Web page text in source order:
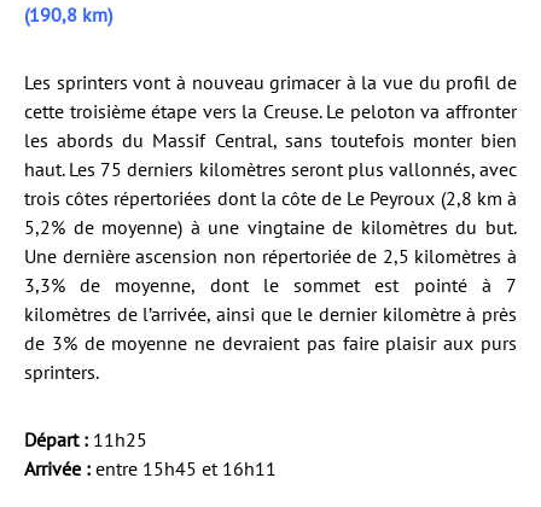
(190,8 km)
Les sprinters vont à nouveau grimacer à la vue du profil de
cette troisième étape vers la Creuse. Le peloton va affronter
les abords du Massif Central, sans toutefois monter bien
haut. Les 75 derniers kilomètres seront plus vallonnés, avec
trois côtes répertoriées dont la côte de Le Peyroux (2,8 km à
5,2% de moyenne) à une vingtaine de kilomètres du but.
Une dernière ascension non répertoriée de 2,5 kilomètres à
3,3% de moyenne, dont le sommet est pointé à 7
kilomètres de l’arrivée, ainsi que le dernier kilomètre à près
de 3% de moyenne ne devraient pas faire plaisir aux purs
sprinters.
Départ : 11h25
Arrivée : entre 15h45 et 16h11